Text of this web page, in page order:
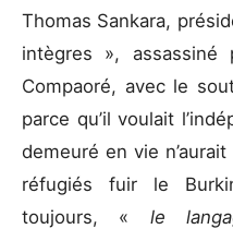
Thomas Sankara,
intègres »,
Compaoré, avec le
parce qu’il voulait
demeuré en vie
réfugiés fuir le
toujours, « le